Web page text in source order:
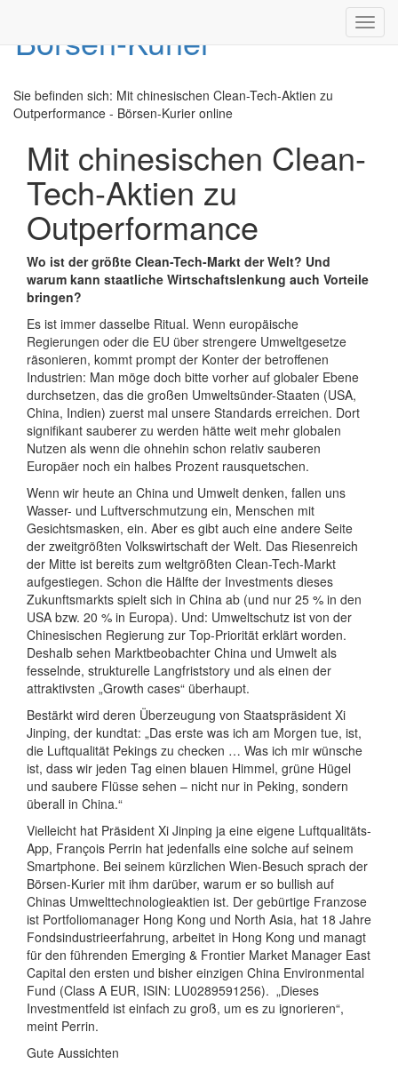
Sie befinden sich: Mit chinesischen Clean-Tech-Aktien zu
Outperformance - Börsen-Kurier online
Mit chinesischen Clean-
Tech-Aktien zu
Outperformance
Wo ist der größte Clean-Tech-Markt der Welt? Und
warum kann staatliche Wirtschaftslenkung auch Vorteile
bringen?
Es ist immer dasselbe Ritual. Wenn europäische
Regierungen oder die EU über strengere Umweltgesetze
räsonieren, kommt prompt der Konter der betroffenen
Industrien: Man möge doch bitte vorher auf globaler Ebene
durchsetzen, das die großen Umweltsünder-Staaten (USA,
China, Indien) zuerst mal unsere Standards erreichen. Dort
signifikant sauberer zu werden hätte weit mehr globalen
Nutzen als wenn die ohnehin schon relativ sauberen
Europäer noch ein halbes Prozent rausquetschen.
Wenn wir heute an China und Umwelt denken, fallen uns
Wasser- und Luftverschmutzung ein, Menschen mit
Gesichtsmasken, ein. Aber es gibt auch eine andere Seite
der zweitgrößten Volkswirtschaft der Welt. Das Riesenreich
der Mitte ist bereits zum weltgrößten Clean-Tech-Markt
aufgestiegen. Schon die Hälfte der Investments dieses
Zukunftsmarkts spielt sich in China ab (und nur 25 % in den
USA bzw. 20 % in Europa). Und: Umweltschutz ist von der
Chinesischen Regierung zur Top-Priorität erklärt worden.
Deshalb sehen Marktbeobachter China und Umwelt als
fesselnde, strukturelle Langfriststory und als einen der
attraktivsten „Growth cases“ überhaupt.
Bestärkt wird deren Überzeugung von Staatspräsident Xi
Jinping, der kundtat: „Das erste was ich am Morgen tue, ist,
die Luftqualität Pekings zu checken … Was ich mir wünsche
ist, dass wir jeden Tag einen blauen Himmel, grüne Hügel
und saubere Flüsse sehen – nicht nur in Peking, sondern
überall in China.“
Vielleicht hat Präsident Xi Jinping ja eine eigene Luftqualitäts-
App, François Perrin hat jedenfalls eine solche auf seinem
Smartphone. Bei seinem kürzlichen Wien-Besuch sprach der
Börsen-Kurier mit ihm darüber, warum er so bullish auf
Chinas Umwelttechnologieaktien ist. Der gebürtige Franzose
ist Portfoliomanager Hong Kong und North Asia, hat 18 Jahre
Fondsindustrieerfahrung, arbeitet in Hong Kong und managt
für den führenden Emerging & Frontier Market Manager East
Capital den ersten und bisher einzigen China Environmental
Fund (Class A EUR, ISIN: LU0289591256). „Dieses
Investmentfeld ist einfach zu groß, um es zu ignorieren“,
meint Perrin.
Gute Aussichten